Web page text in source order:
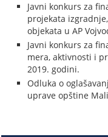
Javni konkurs za
projekata
objekata u AP
Javni konkurs za
mera, aktivnosti i
2019. godini.
Odluka o
uprave opštine